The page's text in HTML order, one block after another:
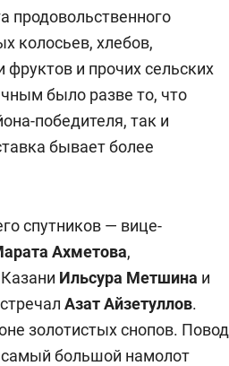
продовольственного
колосьев, хлебов,
фруктов и прочих сельских
было разве то, что
победителя, так и
бывает более
спутников — вице-
Ахметова,
Ильсура Метшина и
Азат Айзетуллов.
золотистых снопов. Повод
большой намолот